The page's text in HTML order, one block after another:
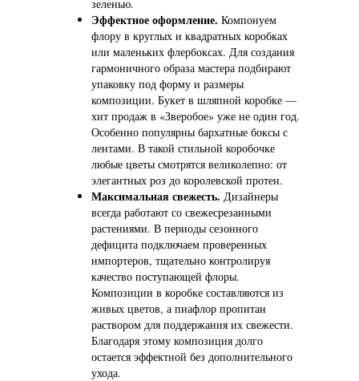
зеленью.
Эффектное оформление. Компонуем
флору в круглых и квадратных коробках
или маленьких флербоксах. Для создания
гармоничного образа мастера подбирают
упаковку под форму и размеры
композиции. Букет в шляпной коробке —
хит продаж в «Зверобое» уже не один год.
Особенно популярны бархатные боксы с
лентами. В такой стильной коробочке
любые цветы смотрятся великолепно: от
элегантных роз до королевской протеи.
Максимальная свежесть. Дизайнеры
всегда работают со свежесрезанными
растениями. В периоды сезонного
дефицита подключаем проверенных
импортеров, тщательно контролируя
качество поступающей флоры.
Композиции в коробке составляются из
живых цветов, а пиафлор пропитан
раствором для поддержания их свежести.
Благодаря этому композиция долго
остается эффектной без дополнительного
ухода.